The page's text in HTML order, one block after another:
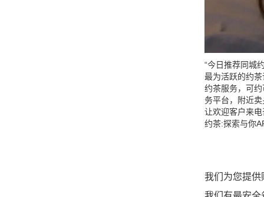
“今日推荐同城
最为活跃的约
约茶服务，可
务平台，附近
让欢迎客户来
约茶:探索与你
我们为您提供